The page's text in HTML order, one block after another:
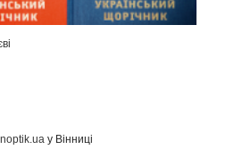
у Вінниці